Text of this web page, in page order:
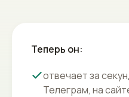
Теперь он:
отвечает за
Телеграм, на